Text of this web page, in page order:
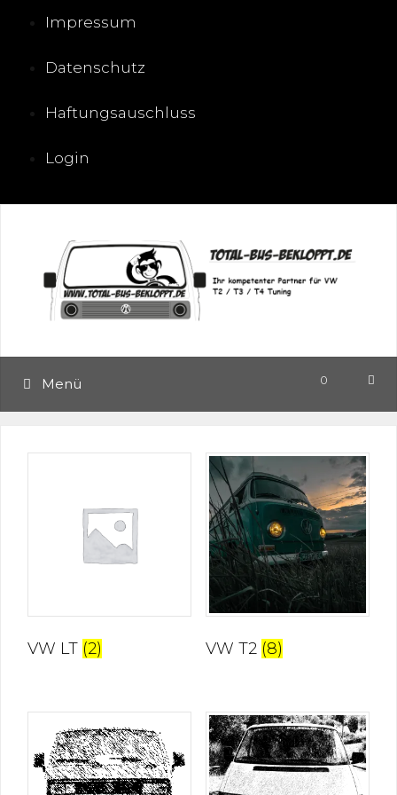
Impressum
Datenschutz
Haftungsauschluss
Login
0
Menü
VW LT (2) VW T2 (8)